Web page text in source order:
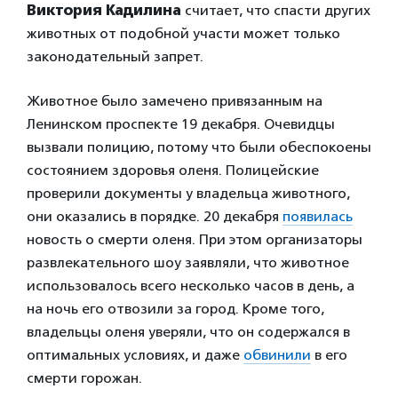
Виктория Кадилина считает, что спасти других
животных от подобной участи может только
законодательный запрет.
Животное было замечено привязанным на
Ленинском проспекте 19 декабря. Очевидцы
вызвали полицию, потому что были обеспокоены
состоянием здоровья оленя. Полицейские
проверили документы у владельца животного,
они оказались в порядке. 20 декабря появилась
новость о смерти оленя. При этом организаторы
развлекательного шоу заявляли, что животное
использовалось всего несколько часов в день, а
на ночь его отвозили за город. Кроме того,
владельцы оленя уверяли, что он содержался в
оптимальных условиях, и даже обвинили в его
смерти горожан.